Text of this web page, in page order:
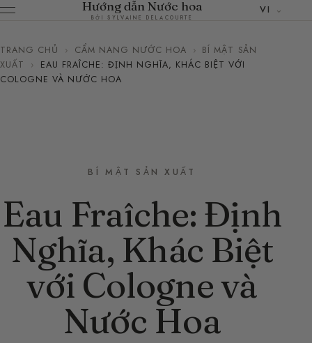
Hướng dẫn Nước hoa
BỞI SYLVAINE DELACOURTE
VI
TRANG CHỦ › CẨM NANG NƯỚC HOA › BÍ MẬT SẢN
XUẤT
›
EAU FRAÎCHE: ĐỊNH NGHĨA, KHÁC BIỆT VỚI
COLOGNE VÀ NƯỚC HOA
BÍ MẬT SẢN XUẤT
Eau Fraîche: Định
Nghĩa, Khác Biệt
với Cologne và
Nước Hoa